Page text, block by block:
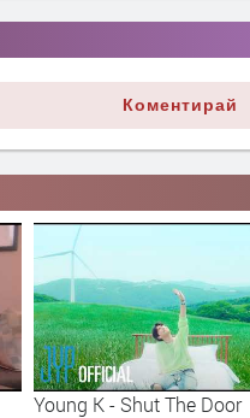
Коментирай
Young K - Shut The Door